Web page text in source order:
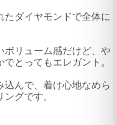
たダイヤモンドで全体に
ボリューム感だけど、や
とってもエレガント。
込んで、着け心地なめら
グです。